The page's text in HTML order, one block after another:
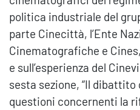
politica industriale del
parte Cinecittà, l’Ente
Cinematografiche e
e sull’esperienza del
sesta sezione, “Il
questioni concernenti la